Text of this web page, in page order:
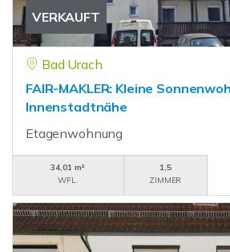
VERKAUFT
Bad Urach
FAIR-MAKLER: Kleine
Innenstadtnähe
Etagenwohnung
34,01 m²
WFL.
1,5
ZIMMER